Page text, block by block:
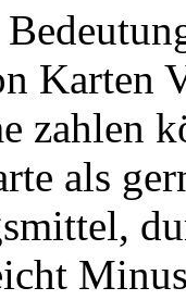
Karten
zahlen
als